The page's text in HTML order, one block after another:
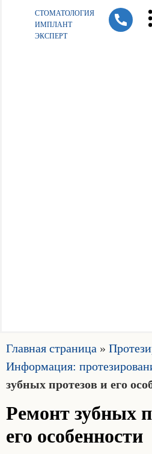
СТОМАТОЛОГИЯ
ИМПЛАНТ
ЭКСПЕРТ
Главная страница »
Информация:
зубных протезов и его
Ремонт зубных
его особенности